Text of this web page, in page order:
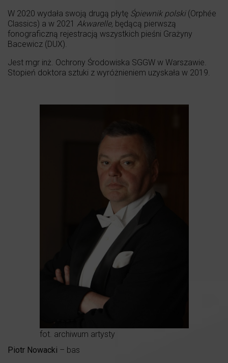
W 2020 wydała swoją drugą płytę Śpiewnik polski(Orphée
Classics) a w 2021 Akwarelle, będącą pierwszą
fonograficzną rejestracją wszystkich pieśni Grażyny
Bacewicz (DUX).
Jest mgr inż. Ochrony Środowiska SGGW w Warszawie.
Stopień doktora sztuki z wyróżnieniem uzyskała w 2019.
fot. archiwum artysty
Piotr Nowacki – bas